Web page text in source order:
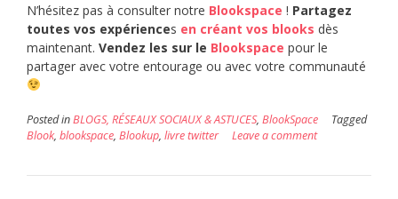
N’hésitez pas à consulter notre Blookspace ! Partagez
toutes vos expériences en créant vos blooks dès
maintenant. Vendez les sur le Blookspace pour le
partager avec votre entourage ou avec votre communauté
Posted inBLOGS, RÉSEAUX SOCIAUX & ASTUCES, BlookSpace
Tagged
Blook, blookspace, Blookup, livre twitter Leave a comment